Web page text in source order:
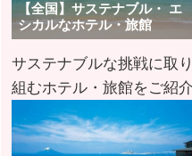
【全国】サステナブル・ エ
シカルなホテル・旅館
サステナブルな挑戦に取り
組むホテル・旅館をご紹介